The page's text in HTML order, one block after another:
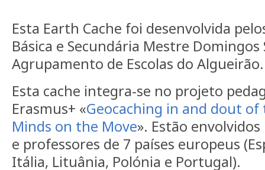
Esta Earth Cache foi desenvolvida
Básica e Secundária Mestre Domingos
Agrupamento de Escolas do Algueirão.
Esta cache integra-se no projeto
Erasmus+ «Geocaching in and dout
Minds on the Move». Estão
e professores de 7 países europeus
Itália, Lituânia, Polónia e Portugal).